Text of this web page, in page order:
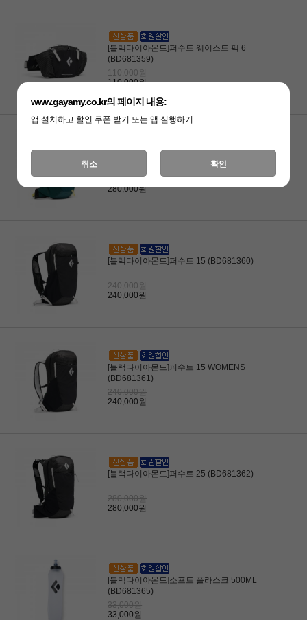
[블랙다이아몬드]퍼수트 웨이스트 팩 6
(BD681359)
110,000원
110,000원
[블랙다이아몬드]퍼수트 25 WOMENS
280,000원
280,000원
[블랙다이아몬드]퍼수트 15 (BD681360)
240,000원
240,000원
[블랙다이아몬드]퍼수트 15 WOMENS
(BD681361)
240,000원
240,000원
[블랙다이아몬드]퍼수트 25 (BD681362)
280,000원
280,000원
[블랙다이아몬드]소프트 플라스크 500ML
(BD681365)
33,000원
33,000원
www.gayamy.co.kr의 페이지 내용:
앱 설치하고 할인 쿠폰 받기 또는 앱 실행하기
취소 확인